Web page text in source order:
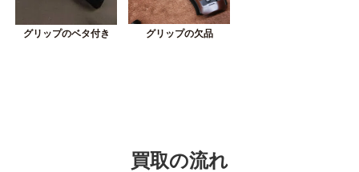
グリップのベタ付き グリップの欠品
買取の流れ